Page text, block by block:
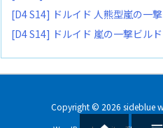
[D4 S14] ドルイド 人熊型嵐の一
[D4 S14] ドルイド 嵐の一撃ビルド
Copyright © 2026 sideblue